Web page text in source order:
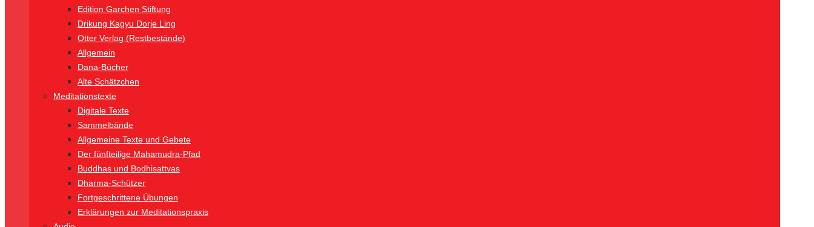
Edition Garchen Stiftung
Drikung Kagyu Dorje Ling
Otter Verlag (Restbestände)
Allgemein
Dana-Bücher
Alte Schätzchen
Meditationstexte
Digitale Texte
Sammelbände
Allgemeine Texte und Gebete
Der fünfteilige Mahamudra-Pfad
Buddhas und Bodhisattvas
Dharma-Schützer
Fortgeschrittene Übungen
Erklärungen zur Meditationspraxis